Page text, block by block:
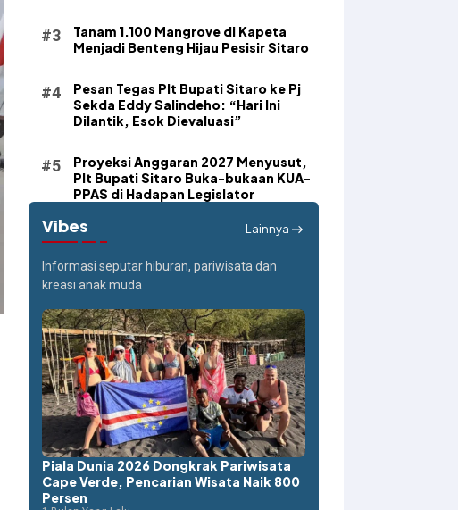
Tanam 1.100 Mangrove di Kapeta
Menjadi Benteng Hijau Pesisir Sitaro
Pesan Tegas Plt Bupati Sitaro ke Pj
Sekda Eddy Salindeho: “Hari Ini
Dilantik, Esok Dievaluasi”
Proyeksi Anggaran 2027 Menyusut,
Plt Bupati Sitaro Buka-bukaan KUA-
PPAS di Hadapan Legislator
Vibes Lainnya
Informasi seputar hiburan, pariwisata dan
kreasi anak muda
Piala Dunia 2026 Dongkrak Pariwisata
Cape Verde, Pencarian Wisata Naik 800
Persen